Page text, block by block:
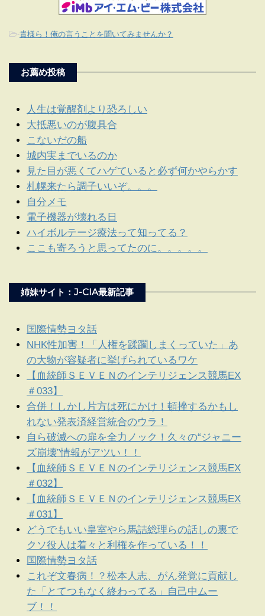
-貴様ら！俺の言うことを聞いてみませんか？
お薦め投稿
人生は覚醒剤より恐ろしい
大抵悪いのが腹具合
こないだの船
城内実までいるのか
見た目が悪くてハゲていると必ず何かやらかす
札幌来たら調子いいぞ。。。
自分メモ
電子機器が壊れる日
ハイボルテージ療法って知ってる？
ここも寄ろうと思ってたのに。。。。。
姉妹サイト：J-CIA最新記事
国際情勢ヨタ話
NHK性加害！「人権を蹂躙しまくっていた」あ
の大物が容疑者に挙げられているワケ
【血統師ＳＥＶＥＮのインテリジェンス競馬EX
＃033】
合併！しかし片方は死にかけ！頓挫するかもし
れない発表済経営統合のウラ！
自ら破滅への扉を全力ノック！久々の“ジャニー
ズ崩壊”情報がアツい！！
【血統師ＳＥＶＥＮのインテリジェンス競馬EX
＃032】
【血統師ＳＥＶＥＮのインテリジェンス競馬EX
＃031】
どうでもいい皇室やら馬詰総理らの話しの裏で
クソ役人は着々と利権を作っている！！
国際情勢ヨタ話
これぞ文春病！？松本人志、がん発覚に貢献し
た「とてつもなく終わってる」自己中ムー
ブ！！